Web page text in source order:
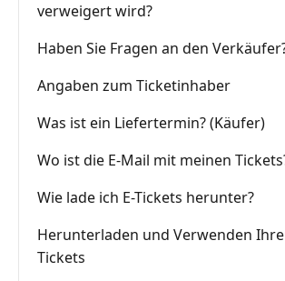
verweigert wird?
Haben Sie Fragen an den
Angaben zum Ticketinhaber
Was ist ein Liefertermin? (Käufer)
Wo ist die E-Mail mit meinen
Wie lade ich E-Tickets herunter?
Herunterladen und Verwenden
Tickets